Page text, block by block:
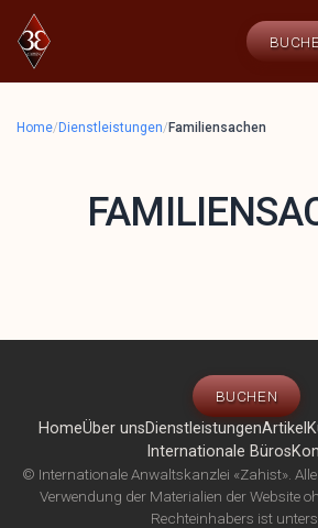
Home/ Dienstleistungen/ Familiensachen
BUCHEN
HomeÜber unsDienstleistungenArtikel
Internationale Büros
© Internationale Anwaltskanzlei «Zahist».
Verwendung der Materialien der Website
Rechteinhabers ist